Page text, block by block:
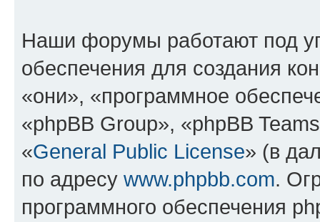
Наши форумы работают под
обеспечения для создания
«они», «программное
«phpBB Group», «phpBB
«General Public License» (в
по адресу www.phpbb.com.
программного обеспечения